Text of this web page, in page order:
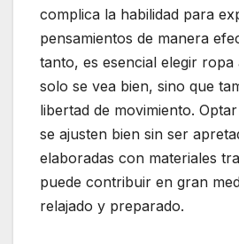
complica la habilidad para
pensamientos de manera
tanto, es esencial elegir
solo se vea bien, sino que
libertad de movimiento.
se ajusten bien sin ser
elaboradas con materiales
puede contribuir en gran
relajado y preparado.